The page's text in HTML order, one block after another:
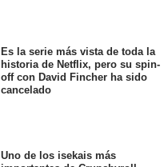
Es la serie más vista de toda la
historia de Netflix, pero su spin-
off con David Fincher ha sido
cancelado
Uno de los isekais más